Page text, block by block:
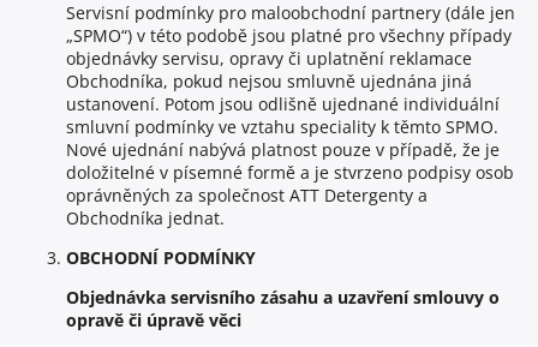
Servisní podmínky pro maloobchodní partnery (dále jen
„SPMO“) v této podobě jsou platné pro všechny případy
objednávky servisu, opravy či uplatnění reklamace
Obchodníka, pokud nejsou smluvně ujednána jiná
ustanovení. Potom jsou odlišně ujednané individuální
smluvní podmínky ve vztahu speciality k těmto SPMO.
Nové ujednání nabývá platnost pouze v případě, že je
doložitelné v písemné formě a je stvrzeno podpisy osob
oprávněných za společnost ATT Detergenty a
Obchodníka jednat.
OBCHODNÍ PODMÍNKY
Objednávka servisního zásahu a uzavření smlouvy o
opravě či úpravě věci